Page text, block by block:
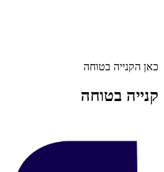
כאן הקנייה בטוחה
קנייה בטוחה